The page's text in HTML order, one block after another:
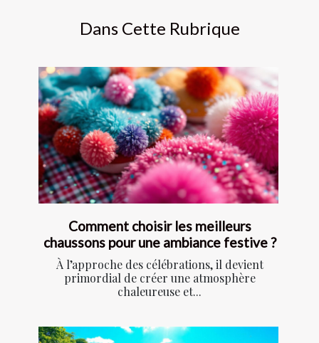
Dans Cette Rubrique
Comment choisir les meilleurs
chaussons pour une ambiance festive ?
À l’approche des célébrations, il devient
primordial de créer une atmosphère
chaleureuse et...